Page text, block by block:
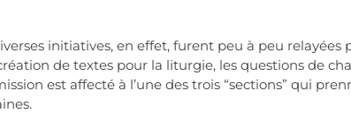
initiatives, en effet, furent peu à peu
de textes pour la liturgie, les questions de
est affecté à l’une des trois “sections” qui